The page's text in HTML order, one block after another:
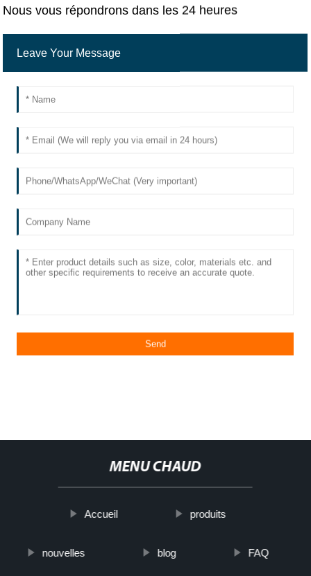
Nous vous répondrons dans les 24 heures
MENU CHAUD
Accueil produits
nouvelles blog FAQ